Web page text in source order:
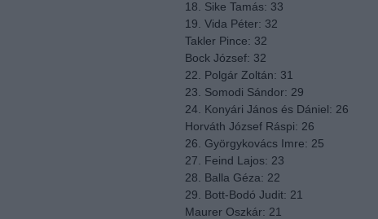
18. Sike Tamás: 33
19. Vida Péter: 32
Takler Pince: 32
Bock József: 32
22. Polgár Zoltán: 31
23. Somodi Sándor: 29
24. Konyári János és Dániel: 26
Horváth József Ráspi: 26
26. Györgykovács Imre: 25
27. Feind Lajos: 23
28. Balla Géza: 22
29. Bott-Bodó Judit: 21
Maurer Oszkár: 21